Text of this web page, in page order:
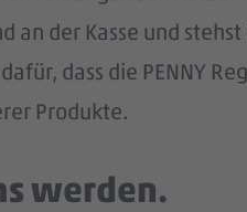
an der Kasse und
dass die PENNY
Produkte.
werden.